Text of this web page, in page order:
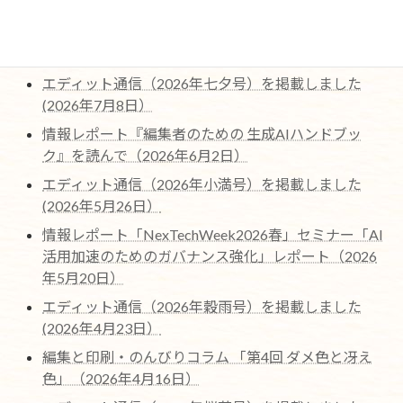
エディット通信（2026年七夕号）を掲載しました
(2026年7月8日）
情報レポート『編集者のための 生成AIハンドブッ
ク』を読んで（2026年6月2日）
エディット通信（2026年小満号）を掲載しました
(2026年5月26日）
情報レポート「NexTechWeek2026春」セミナー「AI
活用加速のためのガバナンス強化」レポート（2026
年5月20日）
エディット通信（2026年穀雨号）を掲載しました
(2026年4月23日）
編集と印刷・のんびりコラム 「第4回 ダメ色と冴え
色」（2026年4月16日）